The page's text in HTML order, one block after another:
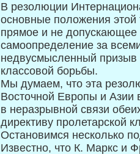
В резолюции
основные положения этой
прямое и не допускающее
самоопределение за
недвусмысленный призыв
классовой борьбы.
Мы думаем, что эта
Восточной Европы и Азии
в неразрывной связи
директиву пролетарской
Остановимся несколько
Известно, что К. Маркс и